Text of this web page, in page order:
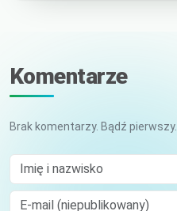
Komentarze
Brak komentarzy. Bądź pierwszy.
Imię i nazwisko
E-mail (niepublikowany)